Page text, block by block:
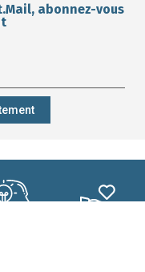
abonnez-vous